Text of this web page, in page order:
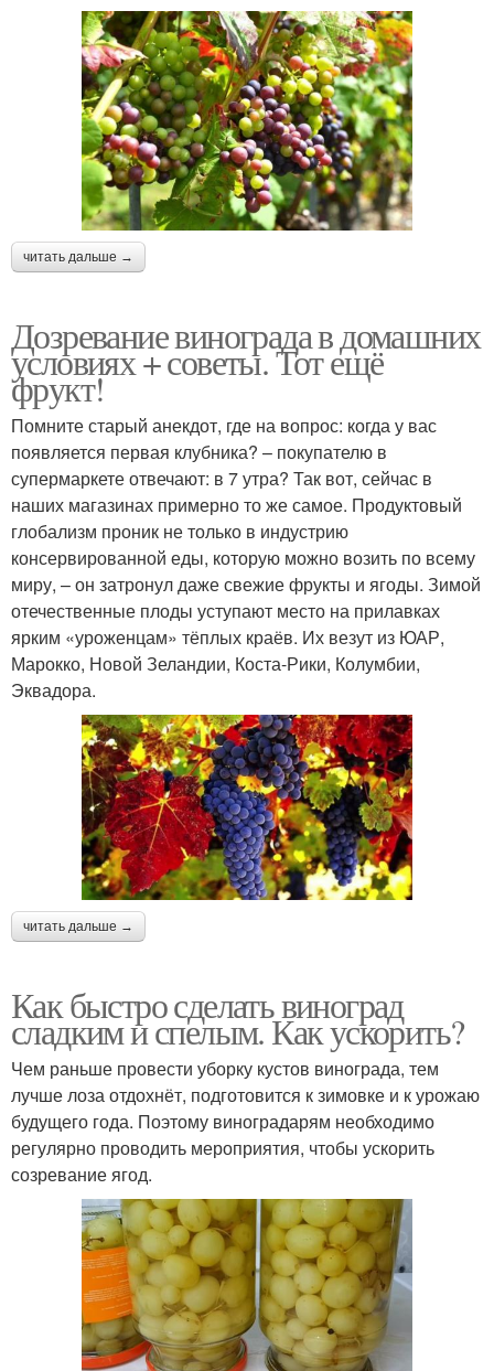
читать дальше →
Дозревание винограда в домашних
условиях + советы. Тот ещё
фрукт!
Помните старый анекдот, где на вопрос: когда у вас
появляется первая клубника? – покупателю в
супермаркете отвечают: в 7 утра? Так вот, сейчас в
наших магазинах примерно то же самое. Продуктовый
глобализм проник не только в индустрию
консервированной еды, которую можно возить по всему
миру, – он затронул даже свежие фрукты и ягоды. Зимой
отечественные плоды уступают место на прилавках
ярким «уроженцам» тёплых краёв. Их везут из ЮАР,
Марокко, Новой Зеландии, Коста-Рики, Колумбии,
Эквадора.
читать дальше →
Как быстро сделать виноград
сладким и спелым. Как ускорить?
Чем раньше провести уборку кустов винограда, тем
лучше лоза отдохнёт, подготовится к зимовке и к урожаю
будущего года. Поэтому виноградарям необходимо
регулярно проводить мероприятия, чтобы ускорить
созревание ягод.